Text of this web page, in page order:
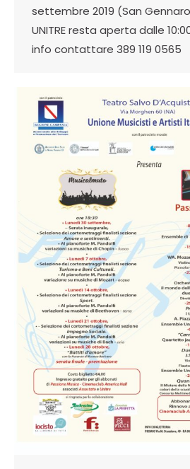
settembre 2019 (San
UNITRE resta aperta dalle
info contattare 389 119 0565